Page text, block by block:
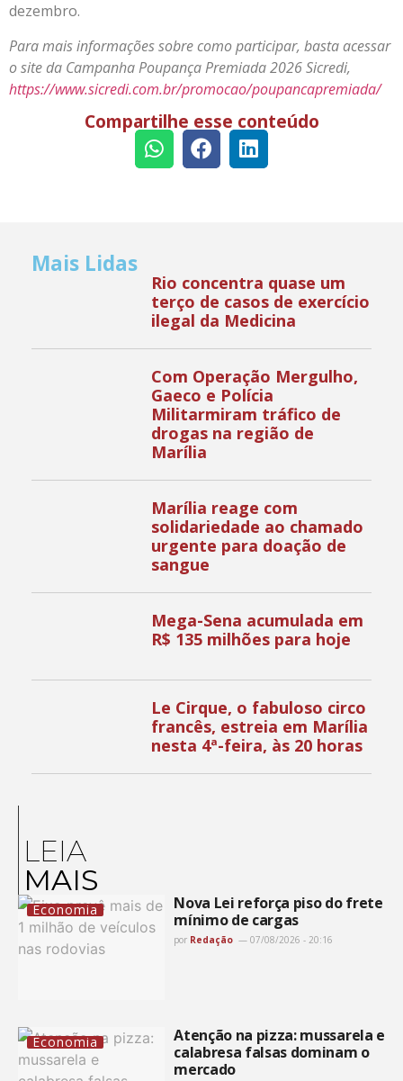
dezembro.
Para mais informações sobre como participar, basta acessar
o site da Campanha Poupança Premiada 2026 Sicredi,
https://www.sicredi.com.br/promocao/poupancapremiada/
Compartilhe esse conteúdo
Mais Lidas
Rio concentra quase um
terço de casos de exercício
ilegal da Medicina
Com Operação Mergulho,
Gaeco e Polícia
Militarmiram tráfico de
drogas na região de
Marília
Marília reage com
solidariedade ao chamado
urgente para doação de
sangue
Mega-Sena acumulada em
R$ 135 milhões para hoje
Le Cirque, o fabuloso circo
francês, estreia em Marília
nesta 4ª-feira, às 20 horas
LEIA
MAIS
Economia
Nova Lei reforça piso do frete
mínimo de cargas
por Redação 07/08/2026 - 20:16
Economia
Atenção na pizza: mussarela e
calabresa falsas dominam o
mercado